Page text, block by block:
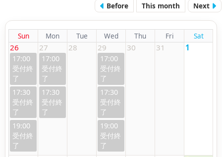
Before This month Next
Sun Mon Tue Wed Thu Fri Sat
26
17:00
17:30
19:00
27
17:00
17:30
28 29
17:00
17:30
19:00
30 31 1